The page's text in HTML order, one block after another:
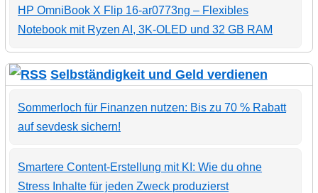
HP OmniBook X Flip 16-ar0773ng – Flexibles
Notebook mit Ryzen AI, 3K-OLED und 32 GB RAM
Selbständigkeit und Geld verdienen
Sommerloch für Finanzen nutzen: Bis zu 70 % Rabatt
auf sevdesk sichern!
Smartere Content-Erstellung mit KI: Wie du ohne
Stress Inhalte für jeden Zweck produzierst